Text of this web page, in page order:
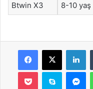
Btwin X3 8-10 yaş
Facebook
X
Pocket Skype